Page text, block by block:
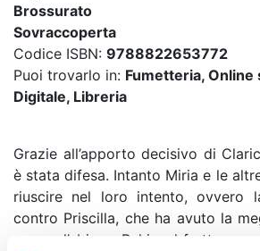
Brossurato
Sovraccoperta
Codice ISBN: 9788822653772
Puoi trovarlo in: Fumetteria, Online
Digitale, Libreria
Grazie all’apporto decisivo di
è stata difesa. Intanto Miria e le
riuscire nel loro intento, ovvero
contro Priscilla, che ha avuto la
supera l’abisso. Raki, nel frattempo,